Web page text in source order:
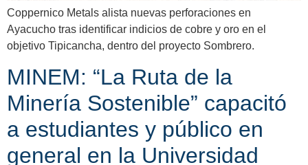
Coppernico Metals alista nuevas perforaciones en
Ayacucho tras identificar indicios de cobre y oro en el
objetivo Tipicancha, dentro del proyecto Sombrero.
MINEM: “La Ruta de la
Minería Sostenible” capacitó
a estudiantes y público en
general en la Universidad